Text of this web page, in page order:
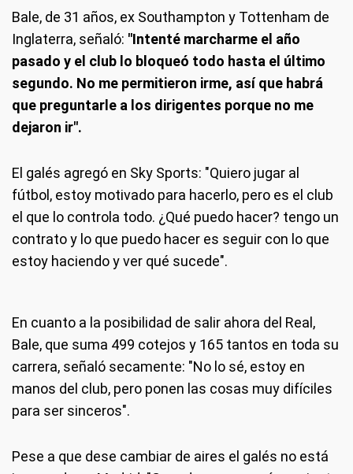
Bale, de 31 años, ex Southampton y Tottenham de
Inglaterra, señaló: "Intenté marcharme el año
pasado y el club lo bloqueó todo hasta el último
segundo. No me permitieron irme, así que habrá
que preguntarle a los dirigentes porque no me
dejaron ir".
El galés agregó en Sky Sports: "Quiero jugar al
fútbol, estoy motivado para hacerlo, pero es el club
el que lo controla todo. ¿Qué puedo hacer? tengo un
contrato y lo que puedo hacer es seguir con lo que
estoy haciendo y ver qué sucede".
En cuanto a la posibilidad de salir ahora del Real,
Bale, que suma 499 cotejos y 165 tantos en toda su
carrera, señaló secamente: "No lo sé, estoy en
manos del club, pero ponen las cosas muy difíciles
para ser sinceros".
Pese a que dese cambiar de aires el galés no está